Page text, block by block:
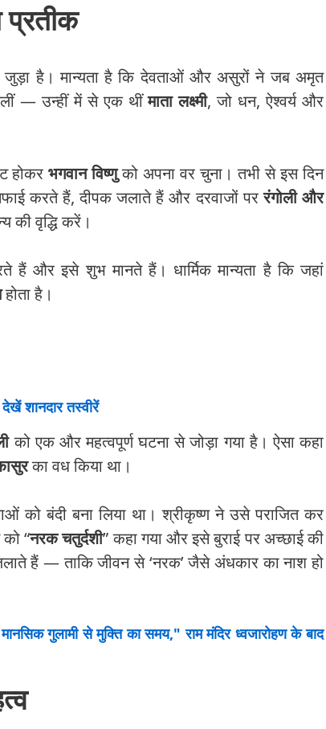
प्रतीक
है। मान्यता है कि देवताओं और असुरों ने जब अमृत
— उन्हीं में से एक थींमाता लक्ष्मी, जो धन, ऐश्वर्य और
होकरभगवान विष्णुको अपना वर चुना। तभी से इस दिन
करते हैं, दीपक जलाते हैं और दरवाजों पररंगोली और
की वृद्धि करें।
और इसे शुभ मानते हैं। धार्मिक मान्यता है कि जहां
होता है।
शानदार तस्वीरें
को एक और महत्वपूर्ण घटना से जोड़ा गया है। ऐसा कहा
का वध किया था।
को बंदी बना लिया था। श्रीकृष्ण ने उसे पराजित कर
“नरक चतुर्दशी” कहा गया और इसे बुराई पर अच्छाई की
हैं — ताकि जीवन से ‘नरक’ जैसे अंधकार का नाश हो
गुलामी से मुक्ति का समय," राम मंदिर ध्वजारोहण के बाद